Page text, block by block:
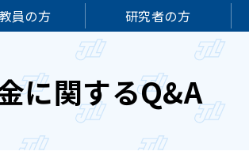
員の方 研究者の方
に関するQ&A